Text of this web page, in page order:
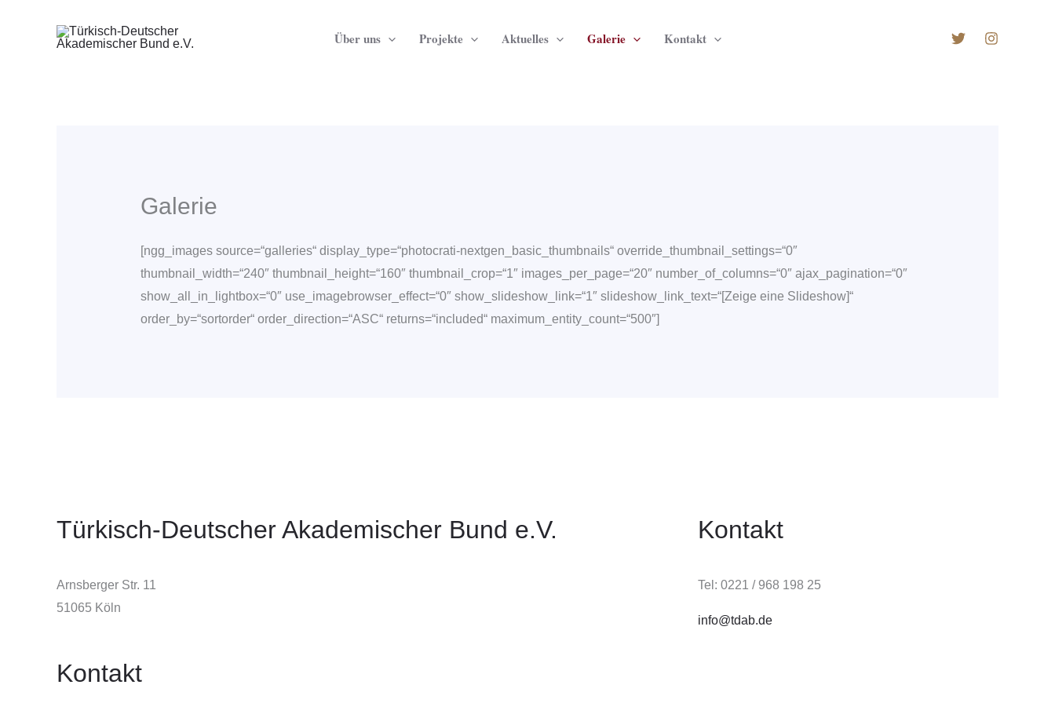
Über uns Projekte Aktuelles Galerie Kontakt
Galerie
[ngg_images source=“galleries“ display_type=“photocrati-nextgen_basic_thumbnails“ override_thumbnail_settings=“0″
thumbnail_width=“240″ thumbnail_height=“160″ thumbnail_crop=“1″ images_per_page=“20″ number_of_columns=“0″ ajax_pagination=“0″
show_all_in_lightbox=“0″ use_imagebrowser_effect=“0″ show_slideshow_link=“1″ slideshow_link_text=“[Zeige eine Slideshow]“
order_by=“sortorder“ order_direction=“ASC“ returns=“included“ maximum_entity_count=“500″]
Türkisch-Deutscher Akademischer Bund e.V.
Arnsberger Str. 11
51065 Köln
Kontakt
Kontakt
Tel: 0221 / 968 198 25
info@tdab.de